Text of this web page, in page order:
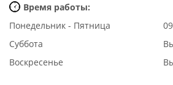
Время работы:
Понедельник - Пятница
Суббота
Воскресенье